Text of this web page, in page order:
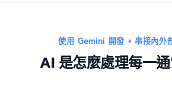
使用 Gemini 開發 + 串接內外
AI 是怎麼處理每一